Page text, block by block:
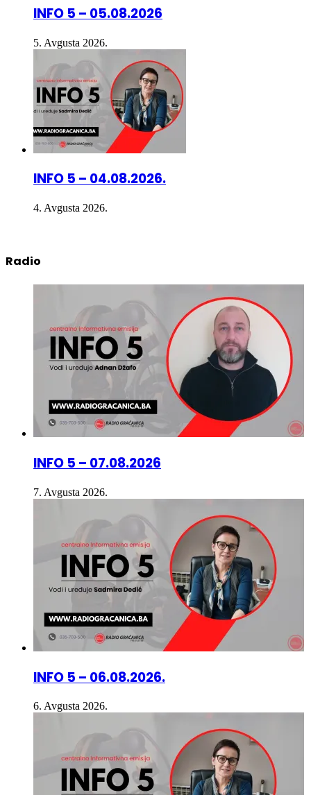
5. Avgusta 2026.
INFO 5 – 04.08.2026.
4. Avgusta 2026.
INFO 5 – 07.08.2026
7. Avgusta 2026.
INFO 5 – 06.08.2026.
6. Avgusta 2026.